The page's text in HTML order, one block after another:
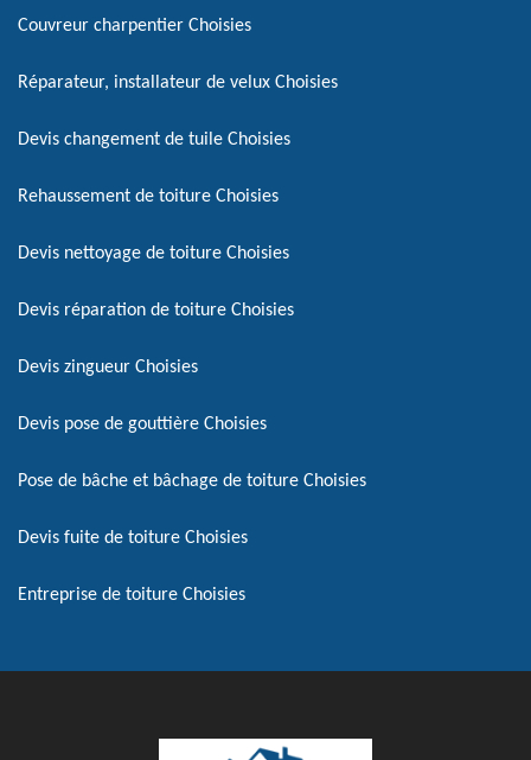
Couvreur charpentier Choisies
Réparateur, installateur de velux Choisies
Devis changement de tuile Choisies
Rehaussement de toiture Choisies
Devis nettoyage de toiture Choisies
Devis réparation de toiture Choisies
Devis zingueur Choisies
Devis pose de gouttière Choisies
Pose de bâche et bâchage de toiture Choisies
Devis fuite de toiture Choisies
Entreprise de toiture Choisies